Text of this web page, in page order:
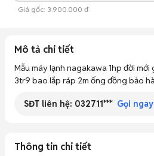
Giá gốc: 3.900.000 đ
Mô tả chi tiết
Mẫu máy lạnh nagakawa 1hp đời
3tr9 bao lắp ráp 2m ống đồng bảo
SĐT liên hệ: 032711*** Gọi ngay
Thông tin chi tiết